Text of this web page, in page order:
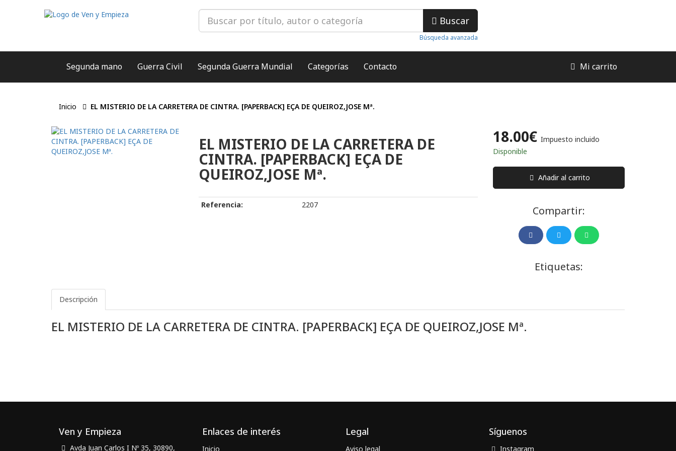
Buscar
Búsqueda avanzada
Segunda mano Guerra Civil Segunda Guerra Mundial Categorías Contacto Mi carrito
Inicio EL MISTERIO DE LA CARRETERA DE CINTRA. [PAPERBACK] EÇA DE QUEIROZ,JOSE Mª.
EL MISTERIO DE LA CARRETERA DE
CINTRA. [PAPERBACK] EÇA DE
QUEIROZ,JOSE Mª.
Referencia: 2207
18.00€ Impuesto incluido
Disponible
Añadir al carrito
Compartir:
Etiquetas:
Descripción
EL MISTERIO DE LA CARRETERA DE CINTRA. [PAPERBACK] EÇA DE QUEIROZ,JOSE Mª.
Ven y Empieza
Avda Juan Carlos I Nº 35, 30890,
Enlaces de interés
Inicio
Legal
Aviso legal
Síguenos
Instagram